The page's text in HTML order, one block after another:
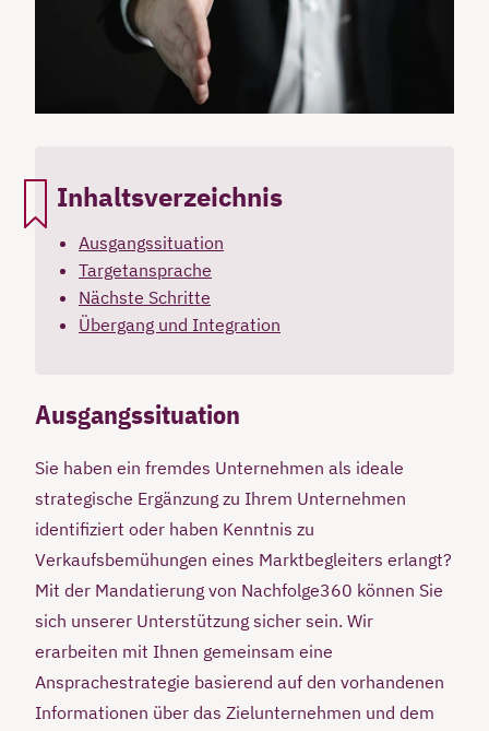
Inhaltsverzeichnis
Ausgangssituation
Targetansprache
Nächste Schritte
Übergang und Integration
Ausgangssituation
Sie haben ein fremdes Unternehmen als ideale
strategische Ergänzung zu Ihrem Unternehmen
identifiziert oder haben Kenntnis zu
Verkaufsbemühungen eines Marktbegleiters erlangt?
Mit der Mandatierung von Nachfolge360 können Sie
sich unserer Unterstützung sicher sein. Wir
erarbeiten mit Ihnen gemeinsam eine
Ansprachestrategie basierend auf den vorhandenen
Informationen über das Zielunternehmen und dem